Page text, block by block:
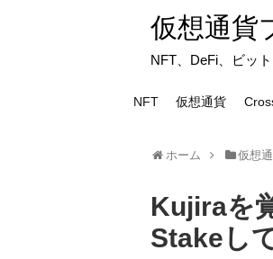
仮想通貨
NFT、DeFi、ビッ
NFT 仮想通貨
ホーム 仮想
Kujiraを
Stakeし